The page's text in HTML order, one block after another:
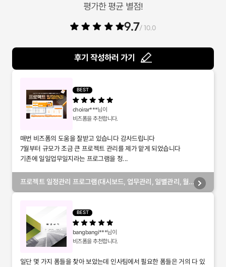
평가한 평균 별점!
9.7/ 10.0
후기 작성하러 가기
BEST
choirar***님이
비즈폼을 추천합니다.
매번 비즈폼의 도움을 잘받고 있습니다 감사드립니다
7월부터 규모가 조금 큰 프로젝트 관리를 제가 맡게 되었습니다
기존에 일일업무일지라는 프로그램을 정...
프로젝트 일정관리 프로그램(대시보드, 업무관리, 일별관리, 월
BEST
bangbangi***님이
비즈폼을 추천합니다.
일단 몇 가지 폼들을 찾아 보았는데 인사팀에서 필요한 폼들은 거의 다 있